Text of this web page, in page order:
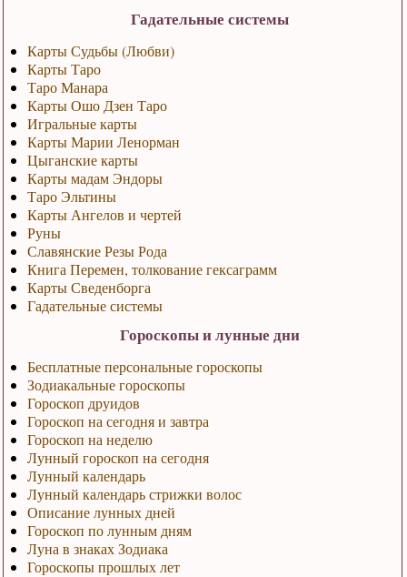
Гадательные системы
Карты Судьбы (Любви)
Карты Таро
Таро Манара
Карты Ошо Дзен Таро
Игральные карты
Карты Марии Ленорман
Цыганские карты
Карты мадам Эндоры
Таро Эльтины
Карты Ангелов и чертей
Руны
Славянские Резы Рода
Книга Перемен, толкование гексаграмм
Карты Сведенборга
Гадательные системы
Гороскопы и лунные дни
Бесплатные персональные гороскопы
Зодиакальные гороскопы
Гороскоп друидов
Гороскоп на сегодня и завтра
Гороскоп на неделю
Лунный гороскоп на сегодня
Лунный календарь
Лунный календарь стрижки волос
Описание лунных дней
Гороскоп по лунным дням
Луна в знаках Зодиака
Гороскопы прошлых лет